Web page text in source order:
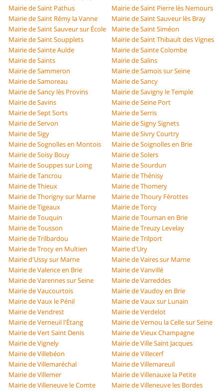
Mairie de Saint Pathus
Mairie de Saint Pierre lès Nemours
Mairie de Saint Rémy la Vanne
Mairie de Saint Sauveur lès Bray
Mairie de Saint Sauveur sur École
Mairie de Saint Siméon
Mairie de Saint Soupplets
Mairie de Saint Thibault des Vignes
Mairie de Sainte Aulde
Mairie de Sainte Colombe
Mairie de Saints
Mairie de Salins
Mairie de Sammeron
Mairie de Samois sur Seine
Mairie de Samoreau
Mairie de Sancy
Mairie de Sancy lès Provins
Mairie de Savigny le Temple
Mairie de Savins
Mairie de Seine Port
Mairie de Sept Sorts
Mairie de Serris
Mairie de Servon
Mairie de Signy Signets
Mairie de Sigy
Mairie de Sivry Courtry
Mairie de Sognolles en Montois
Mairie de Soignolles en Brie
Mairie de Soisy Bouy
Mairie de Solers
Mairie de Souppes sur Loing
Mairie de Sourdun
Mairie de Tancrou
Mairie de Thénisy
Mairie de Thieux
Mairie de Thomery
Mairie de Thorigny sur Marne
Mairie de Thoury Férottes
Mairie de Tigeaux
Mairie de Torcy
Mairie de Touquin
Mairie de Tournan en Brie
Mairie de Tousson
Mairie de Treuzy Levelay
Mairie de Trilbardou
Mairie de Trilport
Mairie de Trocy en Multien
Mairie d'Ury
Mairie d'Ussy sur Marne
Mairie de Vaires sur Marne
Mairie de Valence en Brie
Mairie de Vanvillé
Mairie de Varennes sur Seine
Mairie de Varreddes
Mairie de Vaucourtois
Mairie de Vaudoy en Brie
Mairie de Vaux le Pénil
Mairie de Vaux sur Lunain
Mairie de Vendrest
Mairie de Verdelot
Mairie de Verneuil l'Étang
Mairie de Vernou la Celle sur Seine
Mairie de Vert Saint Denis
Mairie de Vieux Champagne
Mairie de Vignely
Mairie de Ville Saint Jacques
Mairie de Villebéon
Mairie de Villecerf
Mairie de Villemaréchal
Mairie de Villemareuil
Mairie de Villemer
Mairie de Villenauxe la Petite
Mairie de Villeneuve le Comte
Mairie de Villeneuve les Bordes